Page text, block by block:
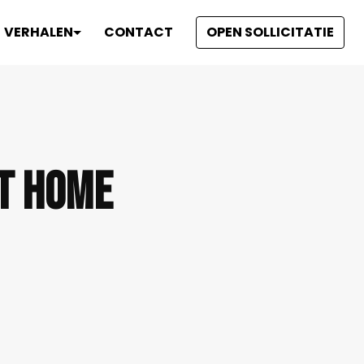
VERHALEN CONTACT OPEN SOLLICITATIE
Home